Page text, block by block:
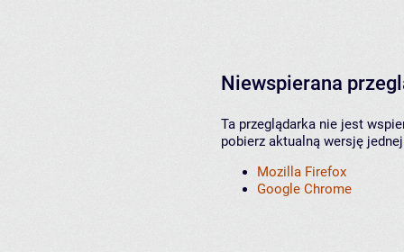
Niewspierana
Ta przeglądarka nie jest
pobierz aktualną wersję
Mozilla Firefox
Google Chrome